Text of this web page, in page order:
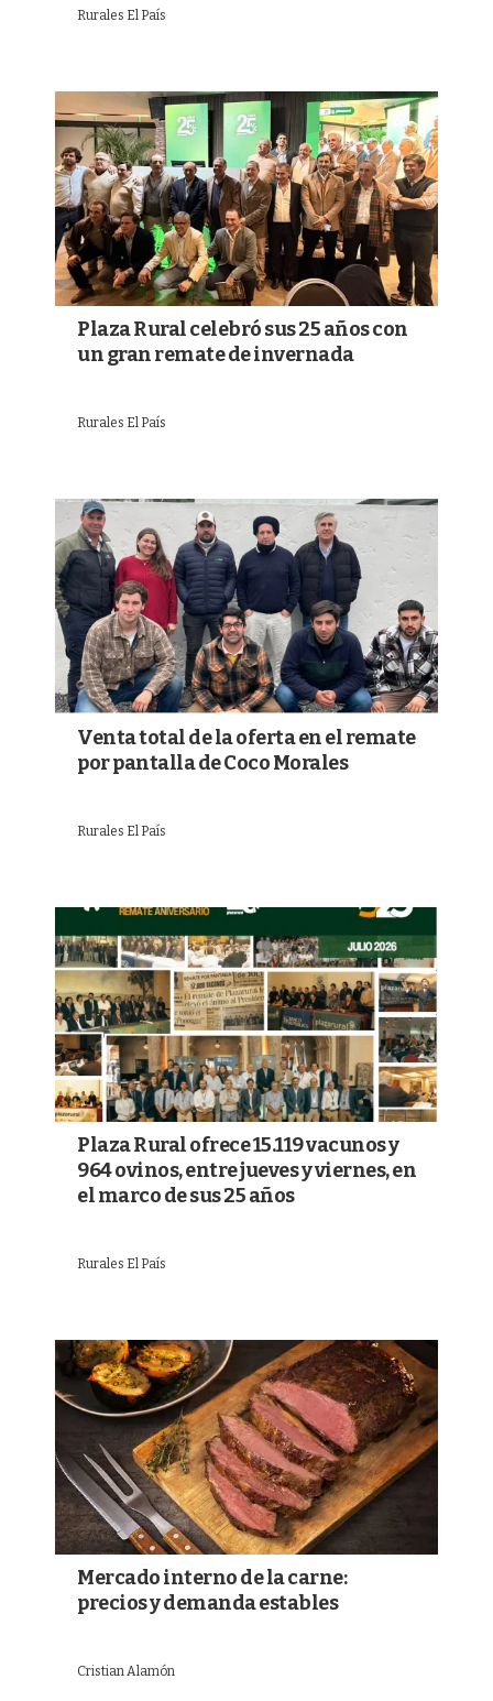
Rurales El País
Plaza Rural celebró sus 25 años con
un gran remate de invernada
Rurales El País
Venta total de la oferta en el remate
por pantalla de Coco Morales
Rurales El País
Plaza Rural ofrece 15.119 vacunos y
964 ovinos, entre jueves y viernes, en
el marco de sus 25 años
Rurales El País
Mercado interno de la carne:
precios y demanda estables
Cristian Alamón